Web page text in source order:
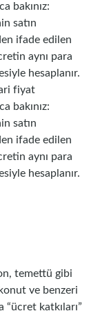
bakınız:
satın
ifade edilen
aynı para
hesaplanır.
fiyat
bakınız:
satın
ifade edilen
aynı para
hesaplanır.
temettü gibi
ve benzeri
katkıları”